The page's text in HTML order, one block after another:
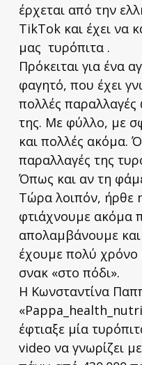
έρχεται από την
TikTok και έχει να
μας τυρόπιτα .
Πρόκειται για ένα
φαγητό, που έχει
πολλές
της. Με φύλλο, με
και πολλές ακόμα.
παραλλαγές της
Όπως και αν τη
Τώρα λοιπόν, ήρθε
φτιάχνουμε ακόμα
απολαμβάνουμε και
έχουμε πολύ χρόνο
σνακ «στο πόδι».
Η Κωνσταντίνα
έφτιαξε μία
video να γνωρίζει